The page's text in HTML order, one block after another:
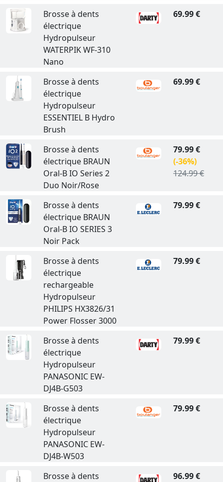
Brosse à dents
électrique
Hydropulseur
WATERPIK WF-310
Nano
69.99 €
Brosse à dents
électrique
Hydropulseur
ESSENTIEL B Hydro
Brush
69.99 €
Brosse à dents
électrique BRAUN
Oral-B IO Series 2
Duo Noir/Rose
79.99 €
(-36%)
124.99 €
Brosse à dents
électrique BRAUN
Oral-B IO SERIES 3
Noir Pack
79.99 €
Brosse à dents
électrique
rechargeable
Hydropulseur
PHILIPS HX3826/31
Power Flosser 3000
79.99 €
Brosse à dents
électrique
Hydropulseur
PANASONIC EW-
DJ4B-G503
79.99 €
Brosse à dents
électrique
Hydropulseur
PANASONIC EW-
DJ4B-W503
79.99 €
Brosse à dents
96.99 €